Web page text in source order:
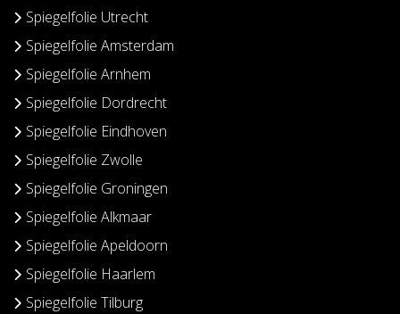
Spiegelfolie Utrecht
Spiegelfolie Amsterdam
Spiegelfolie Arnhem
Spiegelfolie Dordrecht
Spiegelfolie Eindhoven
Spiegelfolie Zwolle
Spiegelfolie Groningen
Spiegelfolie Alkmaar
Spiegelfolie Apeldoorn
Spiegelfolie Haarlem
Spiegelfolie Tilburg